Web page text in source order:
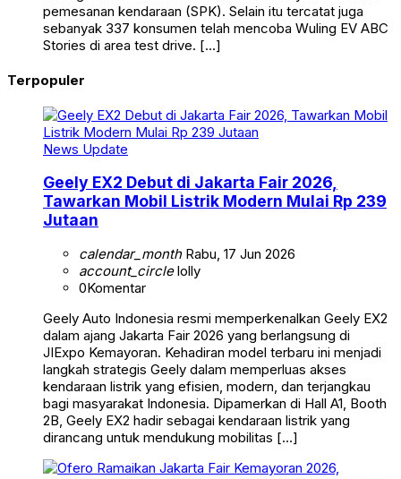
pemesanan kendaraan (SPK). Selain itu tercatat juga
sebanyak 337 konsumen telah mencoba Wuling EV ABC
Stories di area test drive. […]
Terpopuler
News Update
Geely EX2 Debut di Jakarta Fair 2026,
Tawarkan Mobil Listrik Modern Mulai Rp 239
Jutaan
calendar_monthRabu, 17 Jun 2026
account_circlelolly
0Komentar
Geely Auto Indonesia resmi memperkenalkan Geely EX2
dalam ajang Jakarta Fair 2026 yang berlangsung di
JIExpo Kemayoran. Kehadiran model terbaru ini menjadi
langkah strategis Geely dalam memperluas akses
kendaraan listrik yang efisien, modern, dan terjangkau
bagi masyarakat Indonesia. Dipamerkan di Hall A1, Booth
2B, Geely EX2 hadir sebagai kendaraan listrik yang
dirancang untuk mendukung mobilitas […]